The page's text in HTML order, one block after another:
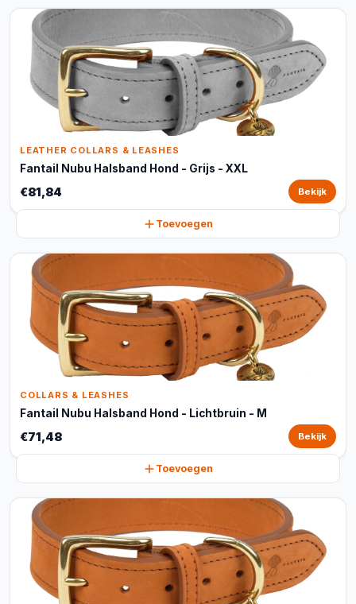
LEATHER COLLARS & LEASHES
Fantail Nubu Halsband Hond - Grijs - XXL
€81,84 Bekijk
Toevoegen
COLLARS & LEASHES
Fantail Nubu Halsband Hond - Lichtbruin - M
€71,48 Bekijk
Toevoegen